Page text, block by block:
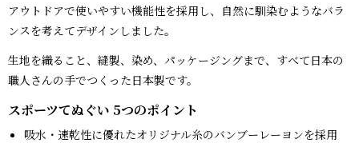
アウトドアで使いやすい機能性を採用し、自然に馴染むようなバラ
ンスを考えてデザインしました。
生地を織ること、縫製、染め、パッケージングまで、すべて日本の
職人さんの手でつくった日本製です。
スポーツてぬぐい 5つのポイント
吸水・速乾性に優れたオリジナル糸のバンブーレーヨンを採用